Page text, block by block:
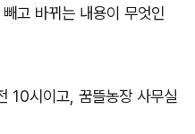
고 바뀌는 내용이 무엇인
10시이고, 꿈뜰농장 사무실